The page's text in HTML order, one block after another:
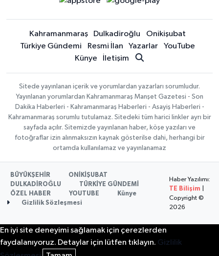
Kahramanmaraş Dulkadiroğlu
Onikişubat
Türkiye Gündemi
Resmi İlan Yazarlar
YouTube
Künye
İletişim
Sitede yayınlanan içerik ve yorumlardan yazarları sorumludur.
Yayınlanan yorumlardan Kahramanmaraş Manşet Gazetesi - Son
Dakika Haberleri - Kahramanmaraş Haberleri - Asayiş Haberleri -
Kahramanmaraş sorumlu tutulamaz. Sitedeki tüm harici linkler ayrı bir
sayfada açılır. Sitemizde yayınlanan haber, köşe yazıları ve
fotoğraflar izin alınmaksızın kaynak gösterilse dahi, herhangi bir
ortamda kullanılamaz ve yayınlanamaz
BÜYÜKŞEHİR
ONİKİŞUBAT
DULKADİROĞLU
TÜRKİYE GÜNDEMİ
ÖZEL HABER
YOUTUBE
Künye
Gizlilik Sözleşmesi
Haber Yazılımı:
TE Bilişim
Copyright ©
2026
En iyi site deneyimi sağlamak için çerezlerden
faydalanıyoruz. Detaylar için lütfen tıklayın. Gizlilik